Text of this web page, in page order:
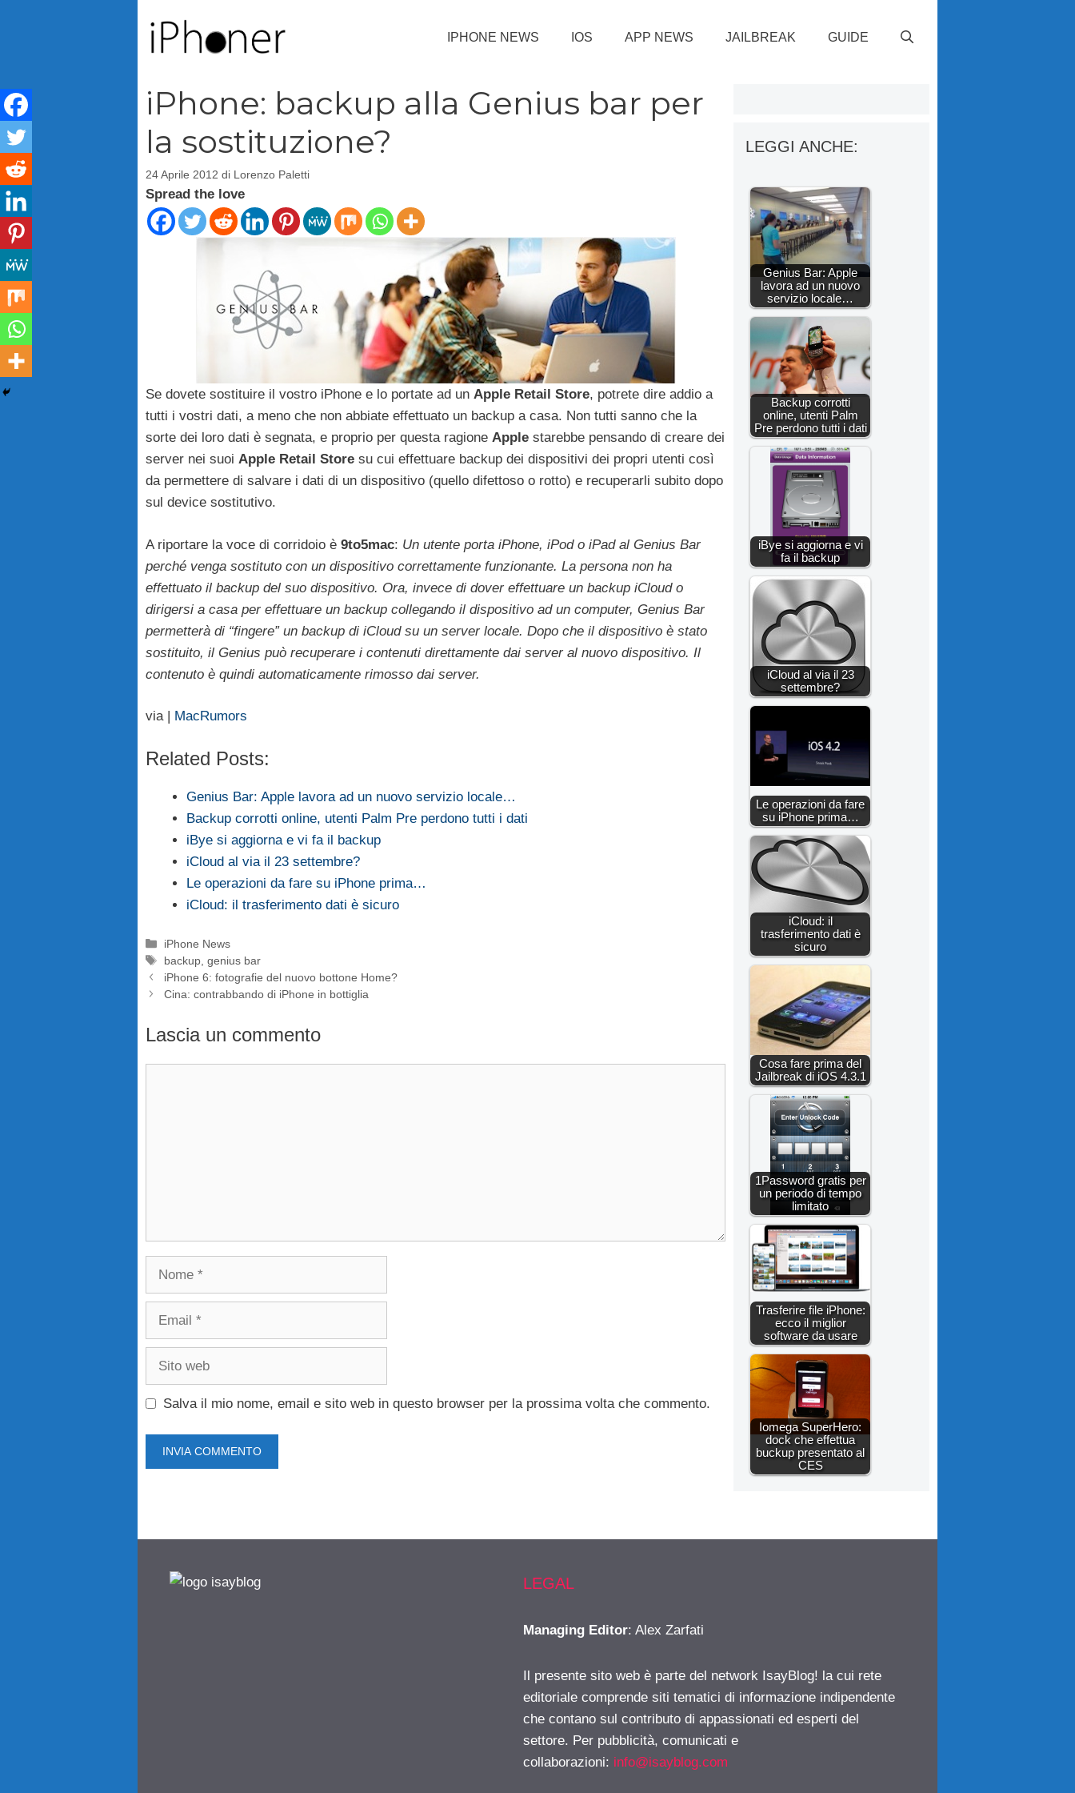
IPHONE NEWS IOS APP NEWS JAILBREAK GUIDE
iPhone: backup alla Genius bar per
la sostituzione?
24 Aprile 2012 di Lorenzo Paletti
Spread the love
Se dovete sostituire il vostro iPhone e lo portate ad un Apple Retail Store, potrete dire addio a
tutti i vostri dati, a meno che non abbiate effettuato un backup a casa. Non tutti sanno che la
sorte dei loro dati è segnata, e proprio per questa ragione Apple starebbe pensando di creare dei
server nei suoi Apple Retail Store su cui effettuare backup dei dispositivi dei propri utenti così
da permettere di salvare i dati di un dispositivo (quello difettoso o rotto) e recuperarli subito dopo
sul device sostitutivo.
A riportare la voce di corridoio è 9to5mac: Un utente porta iPhone, iPod o iPad al Genius Bar
perché venga sostituto con un dispositivo correttamente funzionante. La persona non ha
effettuato il backup del suo dispositivo. Ora, invece di dover effettuare un backup iCloud o
dirigersi a casa per effettuare un backup collegando il dispositivo ad un computer, Genius Bar
permetterà di “fingere” un backup di iCloud su un server locale. Dopo che il dispositivo è stato
sostituito, il Genius può recuperare i contenuti direttamente dai server al nuovo dispositivo. Il
contenuto è quindi automaticamente rimosso dai server.
via | MacRumors
Related Posts:
Genius Bar: Apple lavora ad un nuovo servizio locale…
Backup corrotti online, utenti Palm Pre perdono tutti i dati
iBye si aggiorna e vi fa il backup
iCloud al via il 23 settembre?
Le operazioni da fare su iPhone prima…
iCloud: il trasferimento dati è sicuro
Categorie
iPhone News
Tag
backup ,genius bar
iPhone 6: fotografie del nuovo bottone Home?
Cina: contrabbando di iPhone in bottiglia
Lascia un commento
Salva il mio nome, email e sito web in questo browser per la prossima volta che commento.
LEGGI ANCHE:
Genius Bar: Apple
lavora ad un nuovo
servizio locale…
Backup corrotti
online, utenti Palm
Pre perdono tutti i dati
iBye si aggiorna e vi
fa il backup
iCloud al via il 23
settembre?
Le operazioni da fare
su iPhone prima…
iCloud: il
trasferimento dati è
sicuro
Cosa fare prima del
Jailbreak di iOS 4.3.1
1Password gratis per
un periodo di tempo
limitato
Trasferire file iPhone:
ecco il miglior
software da usare
Iomega SuperHero:
dock che effettua
buckup presentato al
CES
LEGAL
Managing Editor: Alex Zarfati
Il presente sito web è parte del network IsayBlog! la cui rete
editoriale comprende siti tematici di informazione indipendente
che contano sul contributo di appassionati ed esperti del
settore. Per pubblicità, comunicati e
collaborazioni: info@isayblog.com